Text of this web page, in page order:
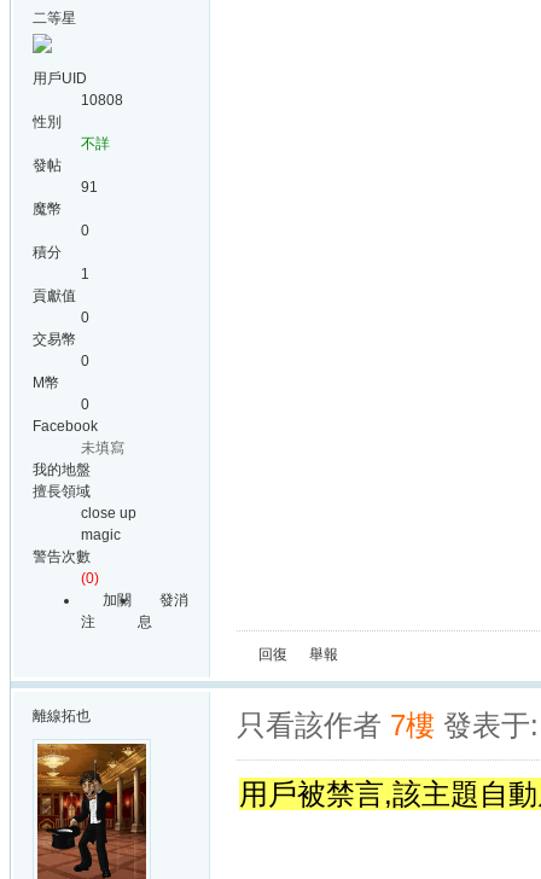
二等星
用戶UID
10808
性別
不詳
發帖
91
魔幣
0
積分
1
貢獻值
0
交易幣
0
M幣
0
Facebook
未填寫
我的地盤
擅長領域
close up
magic
警告次數
(0)
加關
注
發消
息
回復 舉報
離線拓也 只看該作者 7樓 發表于
用戶被禁言,該主題自